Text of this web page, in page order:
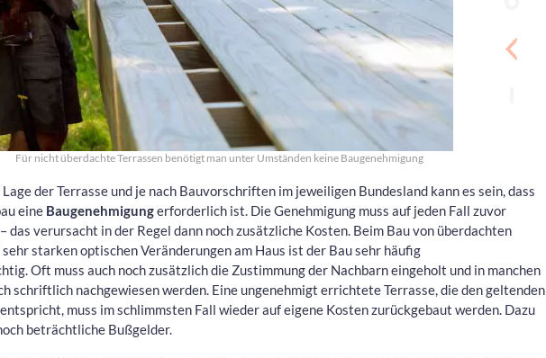
Für nicht überdachte Terrassen benötigt man unter Umständen keine Baugenehmigung
Lage der Terrasse und je nach Bauvorschriften im jeweiligen Bundesland kann es sein, dass
eine Baugenehmigungerforderlich ist. Die Genehmigung muss auf jeden Fall zuvor
das verursacht in der Regel dann noch zusätzliche Kosten. Beim Bau von überdachten
starken optischen Veränderungen am Haus ist der Bau sehr häufig
Oft muss auch noch zusätzlich die Zustimmung der Nachbarn eingeholt und in manchen
schriftlich nachgewiesen werden. Eine ungenehmigt errichtete Terrasse, die den geltenden
muss im schlimmsten Fall wieder auf eigene Kosten zurückgebaut werden. Dazu
beträchtliche Bußgelder.